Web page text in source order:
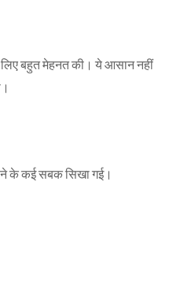
बहुत मेहनत की। ये आसान नहीं
के कई सबक सिखा गई।